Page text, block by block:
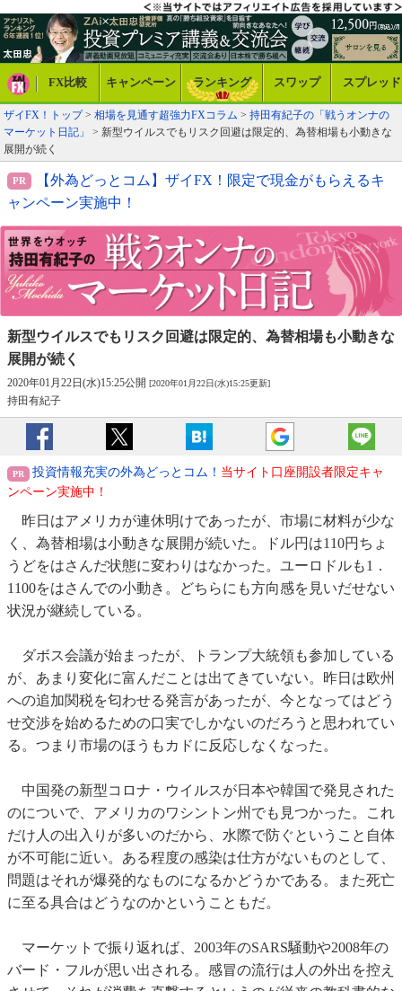
FX比較 キャンペーン ランキング スワップ スプレッド
ザイFX！トップ> 相場を見通す超強力FXコラム > 持田有紀子の「戦うオンナの
マーケット日記」
> 新型ウイルスでもリスク回避は限定的、為替相場も小動きな
展開が続く
【外為どっとコム】ザイFX！限定で現金がもらえるキ
ャンペーン実施中！
新型ウイルスでもリスク回避は限定的、 為替相場も小動きな
展開が続く
2020年01月22日(水)15:25公開 [2020年01月22日(水)15:25更新]
持田有紀子
投資情報充実の外為どっとコム！ 当サイト口座開設者限定キャ
ンペーン実施中！
昨日はアメリカが連休明けであったが、市場に材料が少な
く、為替相場は小動きな展開が続いた。ドル円は110円ちょ
うどをはさんだ状態に変わりはなかった。ユーロドルも1．
1100をはさんでの小動き。どちらにも方向感を見いだせない
状況が継続している。
ダボス会議が始まったが、トランプ大統領も参加している
が、あまり変化に富んだことは出てきていない。昨日は欧州
への追加関税を匂わせる発言があったが、今となってはどう
せ交渉を始めるための口実でしかないのだろうと思われてい
る。つまり市場のほうもカドに反応しなくなった。
中国発の新型コロナ・ウイルスが日本や韓国で発見された
のについで、アメリカのワシントン州でも見つかった。これ
だけ人の出入りが多いのだから、水際で防ぐということ自体
が不可能に近い。ある程度の感染は仕方がないものとして、
問題はそれが爆発的なものになるかどうかである。また死亡
に至る具合はどうなのかということもだ。
マーケットで振り返れば、2003年のSARS騒動や2008年の
バード・フルが思い出される。感冒の流行は人の外出を控え